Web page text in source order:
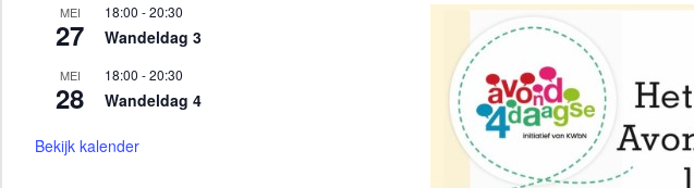
MEI
27
18:00 -20:30
Wandeldag 3
MEI
28
18:00 -20:30
Wandeldag 4
Bekijk kalender